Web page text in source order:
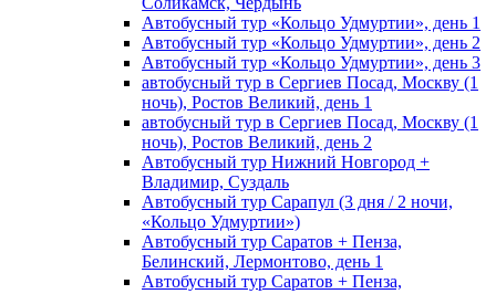
Автобусный тур «Кольцо Удмуртии», день 1
Автобусный тур «Кольцо Удмуртии», день 2
Автобусный тур «Кольцо Удмуртии», день 3
автобусный тур в Сергиев Посад, Москву (1
ночь), Ростов Великий, день 1
автобусный тур в Сергиев Посад, Москву (1
ночь), Ростов Великий, день 2
Автобусный тур Нижний Новгород +
Владимир, Суздаль
Автобусный тур Сарапул (3 дня / 2 ночи,
«Кольцо Удмуртии»)
Автобусный тур Саратов + Пенза,
Белинский, Лермонтово, день 1
Автобусный тур Саратов + Пенза,